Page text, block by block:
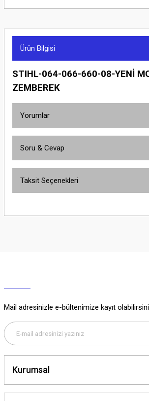
Ürün Bilgisi
STIHL-064-066-660-08-YENİ
ZEMBEREK
Yorumlar
Soru & Cevap
Soru Sor
Taksit Seçenekleri
Mail adresinizle e-bültenimize kayıt
Kurumsal